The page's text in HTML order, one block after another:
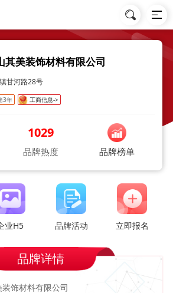
其美装饰材料有限公司
甘河路28号
3年 工商信息->
1029
品牌热度 品牌榜单
业H5 品牌活动 立即报名
品牌详情
饰材料有限公司